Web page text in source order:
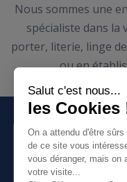
Nous sommes une
spécialiste dans la
porter, literie, linge
ou en